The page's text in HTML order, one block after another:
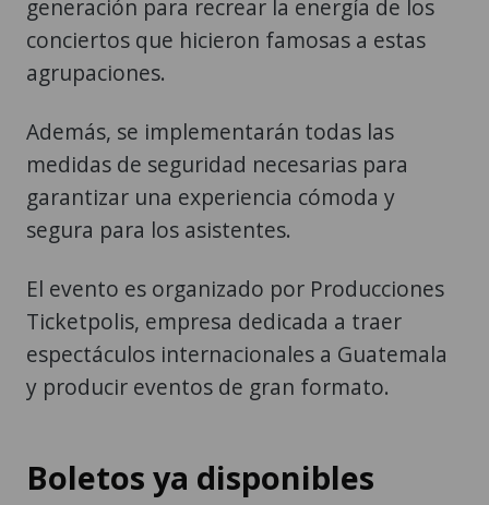
generación para recrear la energía de los
conciertos que hicieron famosas a estas
agrupaciones.
Además, se implementarán todas las
medidas de seguridad necesarias para
garantizar una experiencia cómoda y
segura para los asistentes.
El evento es organizado por Producciones
Ticketpolis, empresa dedicada a traer
espectáculos internacionales a Guatemala
y producir eventos de gran formato.
Boletos ya disponibles